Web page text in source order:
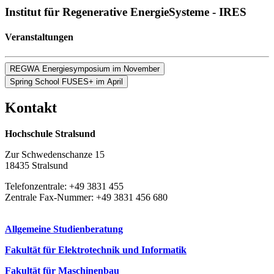
In­sti­tut für Re­ge­ne­ra­ti­ve En­er­gie­Sys­te­me - IRES
Ver­an­stal­tun­gen
REGWA Energiesymposium im November
Spring School FUSES+ im April
Kon­takt
Hochschule Stralsund
Zur Schwedenschanze 15
18435 Stralsund
Telefonzentrale: +49 3831 455
Zentrale Fax-Nummer: +49 3831 456 680
Allgemeine Studienberatung
Fakultät für Elektrotechnik und Informatik
Fakultät für Maschinenbau